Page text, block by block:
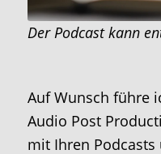
Der Podcast kann
Auf Wunsch führe
Audio Post
mit Ihren